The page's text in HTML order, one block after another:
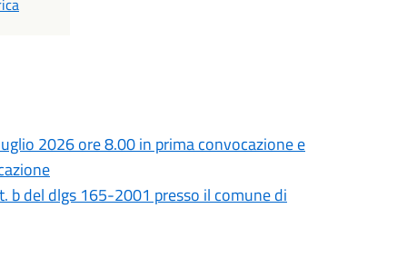
2026 ore 8.00 in prima convocazione e
b del dlgs 165-2001 presso il comune di